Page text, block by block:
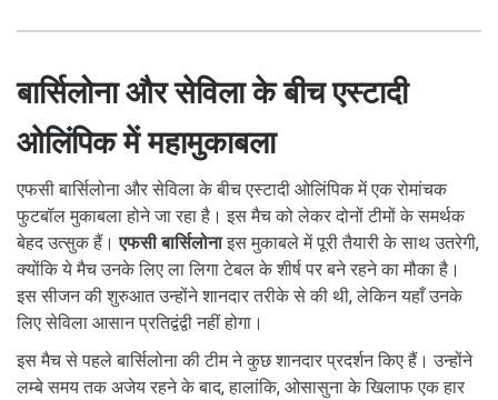
बार्सिलोना और सेविला के बीच एस्टादी
ओलिंपिक में महामुकाबला
एफसी बार्सिलोना और सेविला के बीच एस्टादी ओलिंपिक में एक रोमांचक
फुटबॉल मुकाबला होने जा रहा है। इस मैच को लेकर दोनों टीमों के समर्थक
बेहद उत्सुक हैं।एफसी बार्सिलोनाइस मुकाबले में पूरी तैयारी के साथ उतरेगी,
क्योंकि ये मैच उनके लिए ला लिगा टेबल के शीर्ष पर बने रहने का मौका है।
इस सीजन की शुरुआत उन्होंने शानदार तरीके से की थी, लेकिन यहाँ उनके
लिए सेविला आसान प्रतिद्वंद्वी नहीं होगा।
इस मैच से पहले बार्सिलोना की टीम ने कुछ शानदार प्रदर्शन किए हैं। उन्होंने
लम्बे समय तक अजेय रहने के बाद, हालांकि, ओसासुना के खिलाफ एक हार